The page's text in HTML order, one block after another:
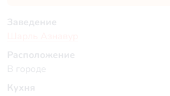
Заведение
Расположение
В городе
Кухня